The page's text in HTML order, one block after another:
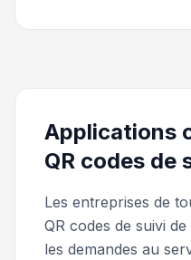
Applications
QR codes de
Les entreprises de
QR codes de suivi
les demandes au